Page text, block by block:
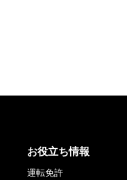
お役立ち情報
運転免許